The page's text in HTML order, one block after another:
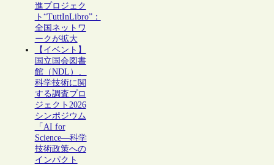
進プロジェク
ト“TuttInLibro”：
全国ネットワ
ークが拡大
【イベント】
国立国会図書
館（NDL）、
科学技術に関
する調査プロ
ジェクト2026
シンポジウム
「AI for
Science―科学
技術政策への
インパクト